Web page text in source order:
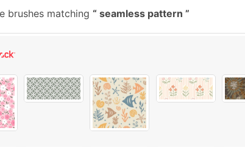
brushes matching seamless pattern